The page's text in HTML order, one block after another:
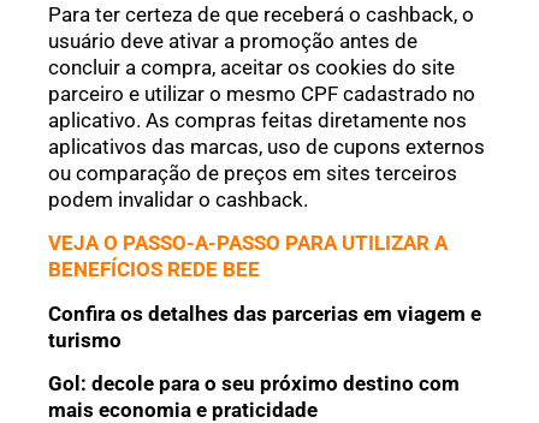
Para ter certeza de que receberá o cashback, o
usuário deve ativar a promoção antes de
concluir a compra, aceitar os cookies do site
parceiro e utilizar o mesmo CPF cadastrado no
aplicativo. As compras feitas diretamente nos
aplicativos das marcas, uso de cupons externos
ou comparação de preços em sites terceiros
podem invalidar o cashback.
VEJA O PASSO-A-PASSO PARA UTILIZAR A
BENEFÍCIOS REDE BEE
Confira os detalhes das parcerias em viagem e
turismo
Gol: decole para o seu próximo destino com
mais economia e praticidade